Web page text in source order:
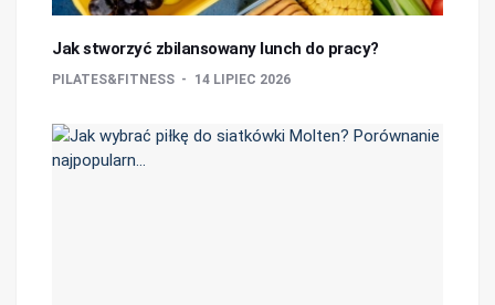
Jak stworzyć zbilansowany lunch do pracy?
PILATES&FITNESS 14 LIPIEC 2026